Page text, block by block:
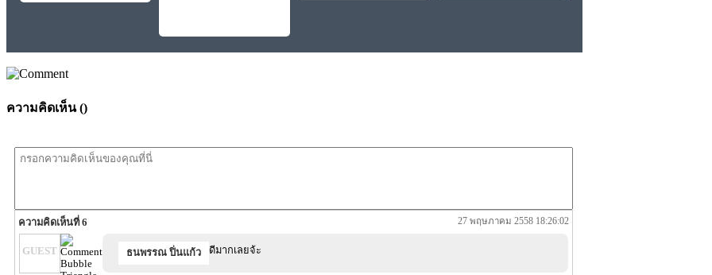
ความคิดเห็น ()
ความคิดเห็นที่ 6 27 พฤษภาคม 2558 18:26:02
GUEST ธนพรรณ ปิ่นแก้ว ดีมากเลยจ้ะ